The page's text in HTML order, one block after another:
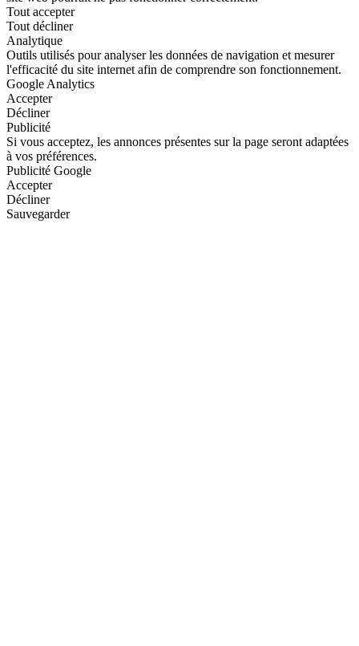
Tout accepter
Tout décliner
Analytique
Outils utilisés pour analyser les données de navigation et mesurer
l'efficacité du site internet afin de comprendre son fonctionnement.
Google Analytics
Accepter
Décliner
Publicité
Si vous acceptez, les annonces présentes sur la page seront adaptées
à vos préférences.
Publicité Google
Accepter
Décliner
Sauvegarder